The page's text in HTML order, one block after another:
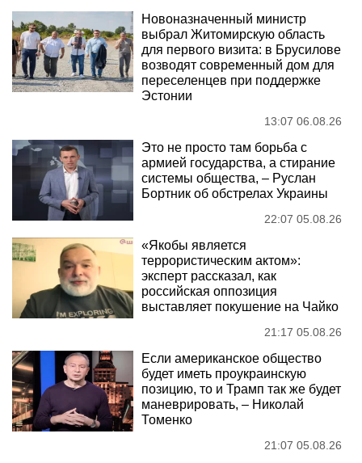
Новоназначенный министр
выбрал Житомирскую область
для первого визита: в Брусилове
возводят современный дом для
переселенцев при поддержке
Эстонии
13:07 06.08.26
Это не просто там борьба с
армией государства, а стирание
системы общества, – Руслан
Бортник об обстрелах Украины
22:07 05.08.26
«Якобы является
террористическим актом»:
эксперт рассказал, как
российская оппозиция
выставляет покушение на Чайко
21:17 05.08.26
Если американское общество
будет иметь проукраинскую
позицию, то и Трамп так же будет
маневрировать, – Николай
Томенко
21:07 05.08.26